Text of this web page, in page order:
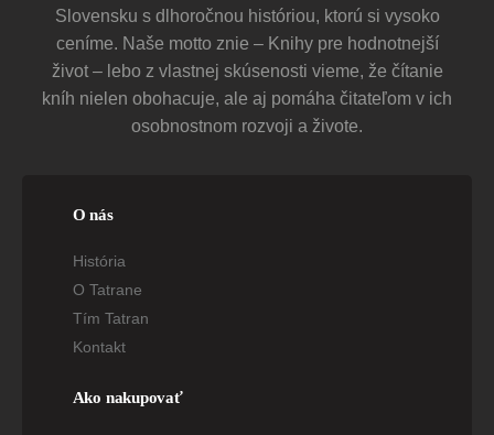
Slovensku s dlhoročnou históriou, ktorú si vysoko
ceníme. Naše motto znie – Knihy pre hodnotnejší
život – lebo z vlastnej skúsenosti vieme, že čítanie
kníh nielen obohacuje, ale aj pomáha čitateľom v ich
osobnostnom rozvoji a živote.
O nás
História
O Tatrane
Tím Tatran
Kontakt
Ako nakupovať